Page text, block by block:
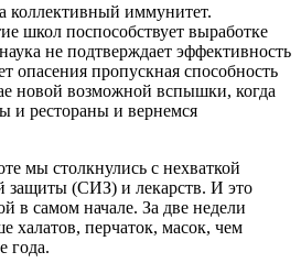
коллективный иммунитет.
школ поспособствует выработке
не подтверждает эффективность
опасения пропускная способность
новой возможной вспышки, когда
и рестораны и вернемся
мы столкнулись с нехваткой
защиты (СИЗ) и лекарств. И это
в самом начале. За две недели
халатов, перчаток, масок, чем
года.